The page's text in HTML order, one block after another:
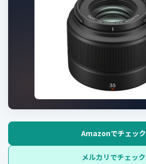
Amazonでチェック
メルカリでチェック